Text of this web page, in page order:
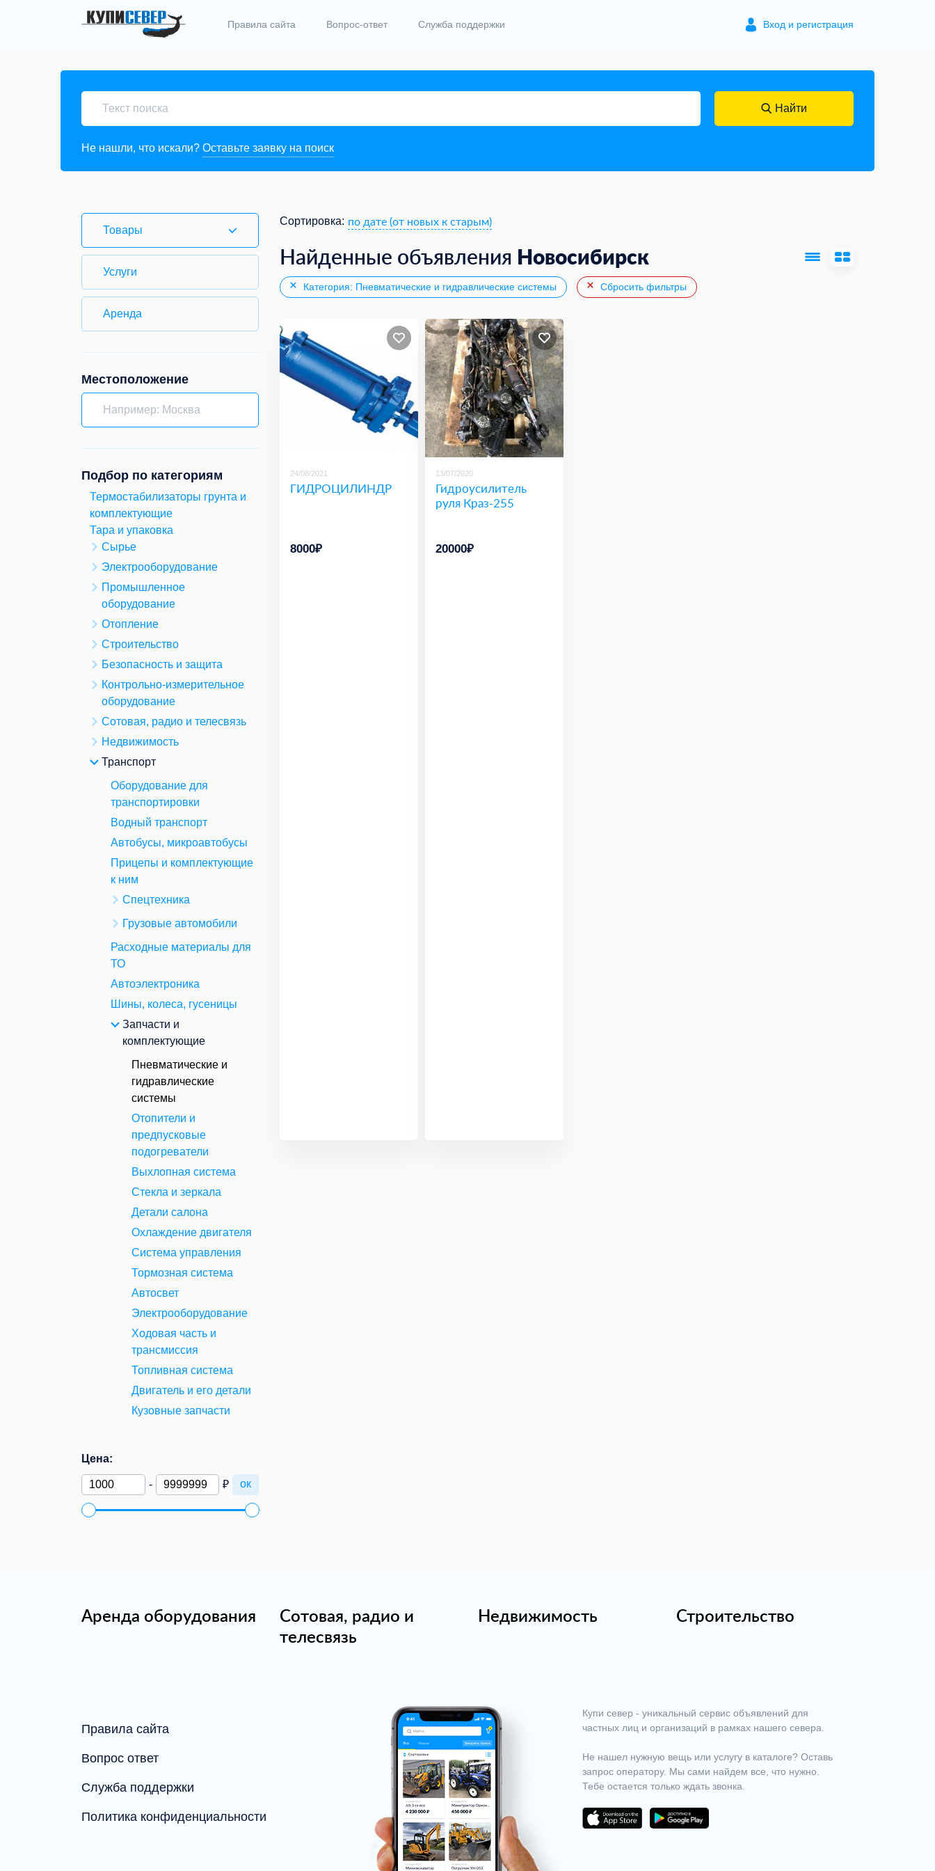
Правила сайта Вопрос-ответ Служба поддержки Вход и регистрация
Найти
Не нашли, что искали? Оставьте заявку на поиск
Товары
Услуги
Аренда
Местоположение
Подбор по категориям
Термостабилизаторы грунта и
комплектующие
Тара и упаковка
Сырье
Электрооборудование
Промышленное
оборудование
Отопление
Строительство
Безопасность и защита
Контрольно-измерительное
оборудование
Сотовая, радио и телесвязь
Недвижимость
Транспорт
Оборудование для
транспортировки
Водный транспорт
Автобусы, микроавтобусы
Прицепы и комплектующие
к ним
Спецтехника
Грузовые автомобили
Расходные материалы для
ТО
Автоэлектроника
Шины, колеса, гусеницы
Запчасти и
комплектующие
Пневматические и
гидравлические
системы
Отопители и
предпусковые
подогреватели
Выхлопная система
Стекла и зеркала
Детали салона
Охлаждение двигателя
Система управления
Тормозная система
Автосвет
Электрооборудование
Ходовая часть и
трансмиссия
Топливная система
Двигатель и его детали
Кузовные запчасти
Цена:
- ₽ ок
Сортировка: по дате (от новых к старым)
Найденные объявления Новосибирск
Категория: Пневматические и гидравлические системы Сбросить фильтры
24/08/2021
ГИДРОЦИЛИНДР
8000₽
13/07/2020
Гидроусилитель
руля Краз-255
20000₽
Аренда оборудования
Сотовая, радио и
телесвязь
Недвижимость Строительство
Правила сайта
Вопрос ответ
Служба поддержки
Политика конфиденциальности
Купи север - уникальный сервис объявлений для
частных лиц и организаций в рамках нашего севера.
Не нашел нужную вещь или услугу в каталоге? Оставь
запрос оператору. Мы сами найдем все, что нужно.
Тебе остается только ждать звонка.